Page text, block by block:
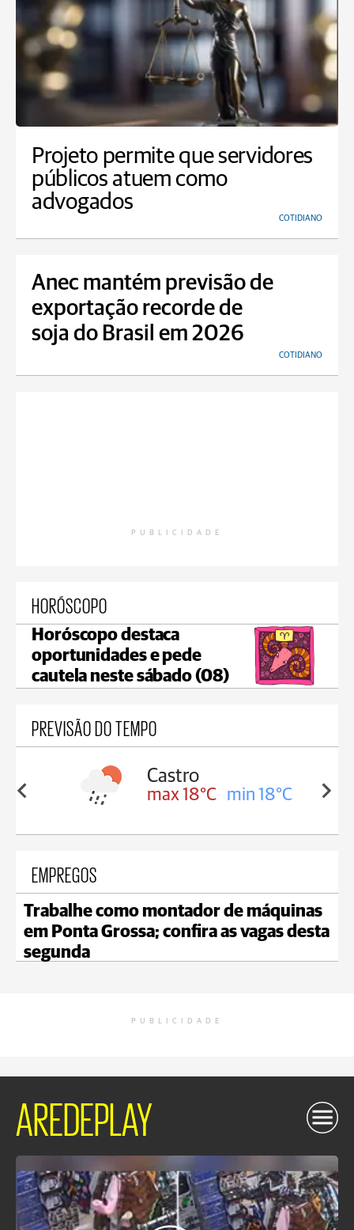
Projeto permite que servidores
públicos atuem como
advogados
COTIDIANO
Anec mantém previsão de
exportação recorde de
soja do Brasil em 2026
COTIDIANO
PUBLICIDADE
HORÓSCOPO
Horóscopo destaca
oportunidades e pede
cautela neste sábado (08)
PREVISÃO DO TEMPO
17°C
Castro
max 18°C min 18°C
EMPREGOS
Trabalhe como montador de máquinas
em Ponta Grossa; confira as vagas desta
segunda
PUBLICIDADE
AREDEPLAY